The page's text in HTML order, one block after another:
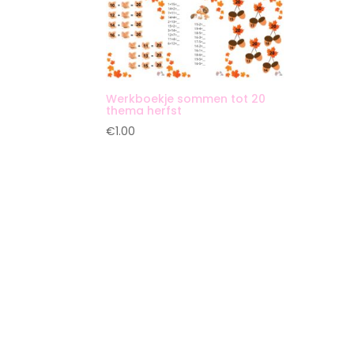
Werkboekje sommen tot 20
thema herfst
€1.00